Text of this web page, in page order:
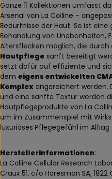
Ganze 11 Kollektionen umfasst
Arsenal von La Colline –
Bedürfnisse der Haut. So ist
Behandlung von Unebenheiten,
Altersflecken möglich, die durch
Hautpflege sanft beseitigt
setzt dafür auf effiziente und
dem eigens entwickelten
Komplex angereichert werden.
und eine sanfte Textur werden
Hautpflegeprodukte von La
um im Zusammenspiel mit
luxuriöses Pflegegefühl im Alltag
Herstellerinformationen:
La Colline Cellular Research
Craux 51, c/o Horesman SA,